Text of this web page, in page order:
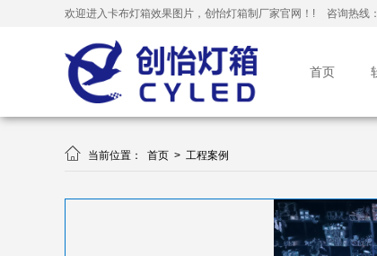
欢迎进入卡布灯箱效果图片，创怡灯箱制厂家官网！! 咨询热线
首页
 当前位置： 首页 > 工程案例